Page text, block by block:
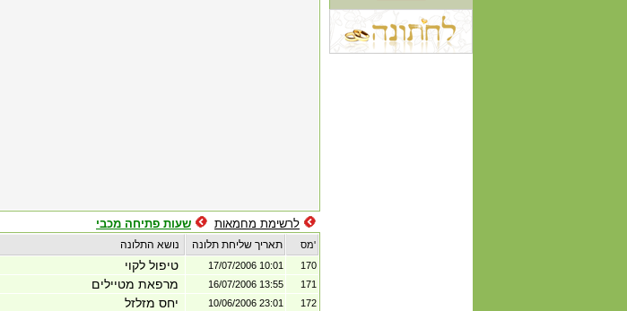
שעות פתיחה מכבי לרשימת מחמאות
תאריך שליחת תלונה מס'
טיפול לקוי 17/07/2006 10:01 170
מרפאת מטיילים 16/07/2006 13:55 171
יחס מזלזל 10/06/2006 23:01 172